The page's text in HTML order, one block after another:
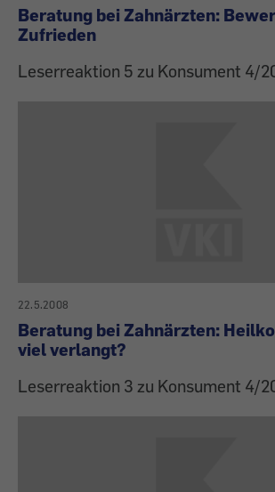
Beratung bei Zahnärzten:
Zufrieden
Leserreaktion 5 zu Konsument 4/
22.5.2008
Beratung bei Zahnärzten:
viel verlangt?
Leserreaktion 3 zu Konsument 4/